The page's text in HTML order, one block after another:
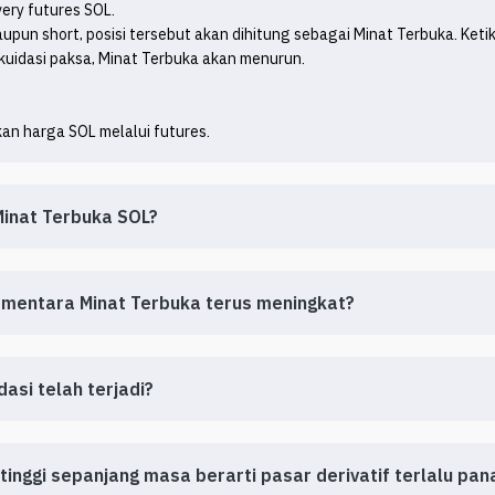
futures SOL.
short, posisi tersebut akan dihitung sebagai Minat Terbuka.
paksa, Minat Terbuka akan menurun.
harga SOL melalui futures.
Terbuka SOL?
Minat Terbuka terus meningkat?
telah terjadi?
sepanjang masa berarti pasar derivatif terlalu